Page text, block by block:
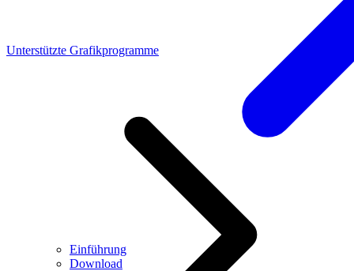
Einführung
Download
Unterstützte Grafikprogramme